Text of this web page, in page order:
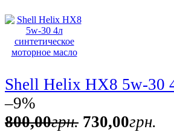
Shell Helix HX8 5w-30
–9%
800,00грн. 730,00грн.